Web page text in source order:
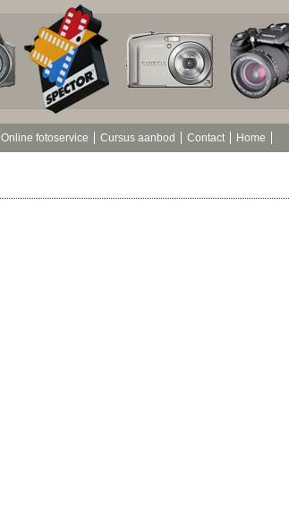
Online fotoservice Cursus aanbod Contact Home